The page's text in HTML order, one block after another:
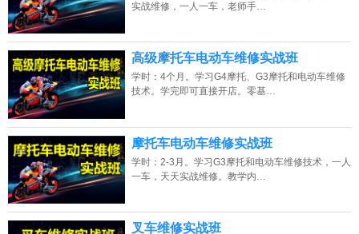
实战维修，一人一车，老师手…
高级摩托车电动车维修实战班
学时：4个月。学习G4摩托、G3摩托和电动车维修
技术。学完即可直接开店。零基…
摩托车电动车维修实战班
学时：2-3月。学习G3摩托和电动车维修技术，一人
一车，天天实战维修。教学内…
叉车维修实战班